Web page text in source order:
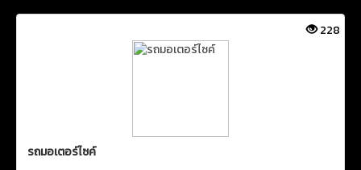
228
รถมอเตอร์ไซค์